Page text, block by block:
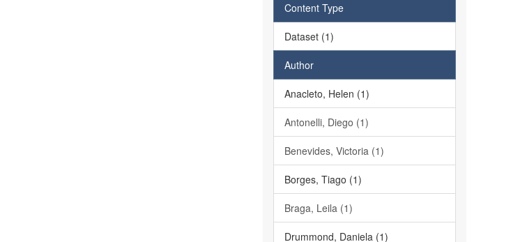
Content Type
Dataset (1)
Author
Anacleto, Helen (1)
Antonelli, Diego (1)
Benevides, Victoria (1)
Borges, Tiago (1)
Braga, Leila (1)
Drummond, Daniela (1)